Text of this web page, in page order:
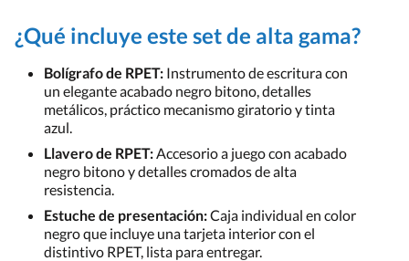
¿Qué incluye este set de alta gama?
Bolígrafo de RPET: Instrumento de escritura con
un elegante acabado negro bitono, detalles
metálicos, práctico mecanismo giratorio y tinta
azul.
Llavero de RPET:Accesorio a juego con acabado
negro bitono y detalles cromados de alta
resistencia.
Estuche de presentación:Caja individual en color
negro que incluye una tarjeta interior con el
distintivo RPET, lista para entregar.